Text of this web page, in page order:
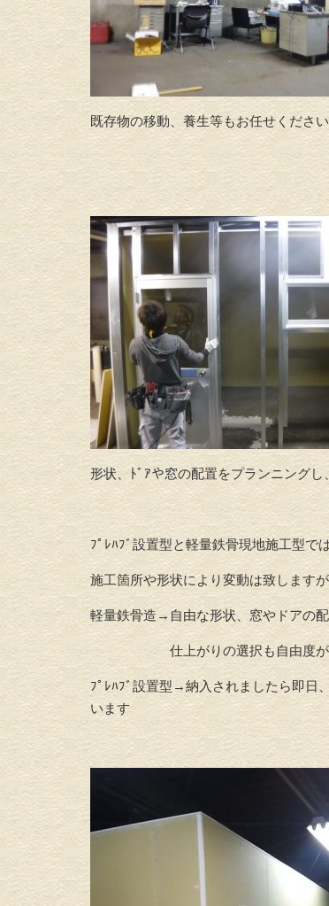
既存物の移動、養生等もお任せください
形状、ﾄﾞｱや窓の配置をプランニング
ﾌﾟﾚﾊﾌﾞ設置型と軽量鉄骨現地施工型で
施工箇所や形状により変動は致します
軽量鉄骨造→自由な形状、窓やドアの
仕上がりの選択も自由度が高
ﾌﾟﾚﾊﾌﾞ設置型→納入されましたら即日
います